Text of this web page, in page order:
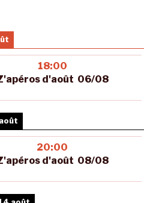
18:00
d'août 06/08
20:00
d'août 08/08